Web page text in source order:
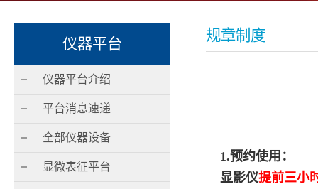
仪器平台
仪器平台介绍
平台消息速递
全部仪器设备
显微表征平台
规章制度
1.预约使用：
显影仪提前三小